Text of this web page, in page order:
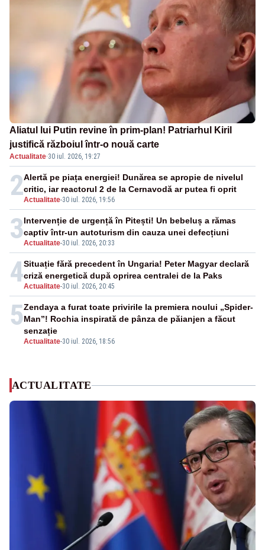
Aliatul lui Putin revine în prim-plan! Patriarhul Kiril
justifică războiul într-o nouă carte
Actualitate·30 iul. 2026, 19:27
2Actualitate-30 iul. 2026, 19:56
Alertă pe piața energiei! Dunărea se apropie de nivelul
critic, iar reactorul 2 de la Cernavodă ar putea fi oprit
3Actualitate-30 iul. 2026, 20:33
Intervenție de urgență în Pitești! Un bebeluș a rămas
captiv într-un autoturism din cauza unei defecțiuni
4Actualitate-30 iul. 2026, 20:45
Situație fără precedent în Ungaria! Peter Magyar declară
criză energetică după oprirea centralei de la Paks
5
Actualitate-30 iul. 2026, 18:56
Zendaya a furat toate privirile la premiera noului „Spider-
Man”! Rochia inspirată de pânza de păianjen a făcut
senzație
ACTUALITATE